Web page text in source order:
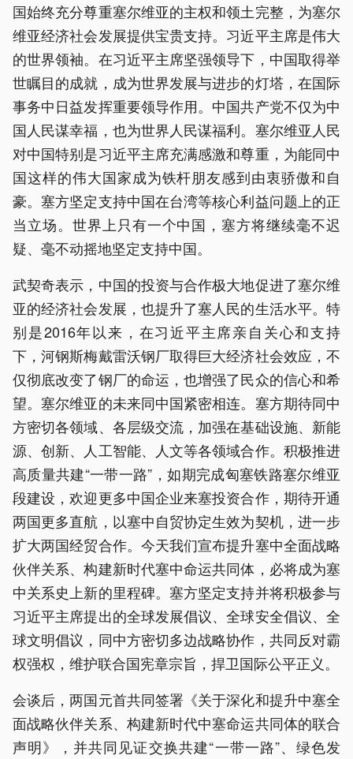
国始终充分尊重塞尔维亚的主权和领土完整，为塞尔
维亚经济社会发展提供宝贵支持。习近平主席是伟大
的世界领袖。在习近平主席坚强领导下，中国取得举
世瞩目的成就，成为世界发展与进步的灯塔，在国际
事务中日益发挥重要领导作用。中国共产党不仅为中
国人民谋幸福，也为世界人民谋福利。塞尔维亚人民
对中国特别是习近平主席充满感激和尊重，为能同中
国这样的伟大国家成为铁杆朋友感到由衷骄傲和自
豪。塞方坚定支持中国在台湾等核心利益问题上的正
当立场。世界上只有一个中国，塞方将继续毫不迟
疑、毫不动摇地坚定支持中国。
武契奇表示，中国的投资与合作极大地促进了塞尔维
亚的经济社会发展，也提升了塞人民的生活水平。特
别是2016年以来，在习近平主席亲自关心和支持
下，河钢斯梅戴雷沃钢厂取得巨大经济社会效应，不
仅彻底改变了钢厂的命运，也增强了民众的信心和希
望。塞尔维亚的未来同中国紧密相连。塞方期待同中
方密切各领域、各层级交流，加强在基础设施、新能
源、创新、人工智能、人文等各领域合作。积极推进
高质量共建“一带一路”，如期完成匈塞铁路塞尔维亚
段建设，欢迎更多中国企业来塞投资合作，期待开通
两国更多直航，以塞中自贸协定生效为契机，进一步
扩大两国经贸合作。今天我们宣布提升塞中全面战略
伙伴关系、构建新时代塞中命运共同体，必将成为塞
中关系史上新的里程碑。塞方坚定支持并将积极参与
习近平主席提出的全球发展倡议、全球安全倡议、全
球文明倡议，同中方密切多边战略协作，共同反对霸
权强权，维护联合国宪章宗旨，捍卫国际公平正义。
会谈后，两国元首共同签署《关于深化和提升中塞全
面战略伙伴关系、构建新时代中塞命运共同体的联合
声明》，并共同见证交换共建“一带一路”、绿色发